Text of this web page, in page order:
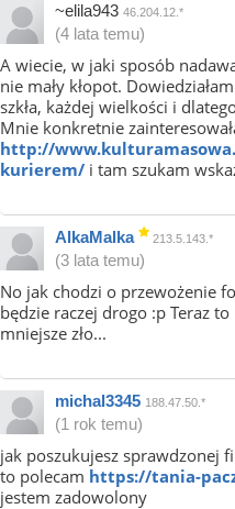
~elila943 46.204.12.*
(4 lata temu)
A wiecie, w jaki sposób
nie mały kłopot.
szkła, każdej wielkości i
Mnie konkretnie
http://
kurierem/ i tam szukam
AlkaMalka 213.5.143.*
(3 lata temu)
No jak chodzi o przewożenie
będzie raczej drogo :p Teraz
mniejsze zło...
michal3345 188.47.50.*
(1 rok temu)
jak poszukujesz sprawdzonej
to polecam https://tania-
jestem zadowolony